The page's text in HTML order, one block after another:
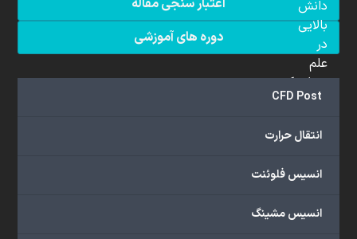
اعتبار سنجی مقاله
دوره های آموزشی
CFD Post
انتقال حرارت
انسیس فلوئنت
انسیس مشینگ
دانش
بالایی
در
علم
دینامیک
سیالات
(CFD)
هستند.
ما